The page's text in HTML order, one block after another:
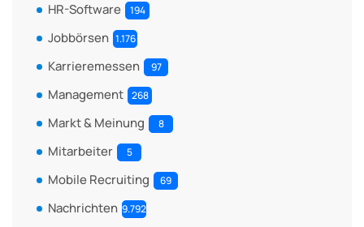
HR-Software 194
Jobbörsen 1.176
Karrieremessen 97
Management 268
Markt & Meinung 8
Mitarbeiter 5
Mobile Recruiting 69
Nachrichten 9.792